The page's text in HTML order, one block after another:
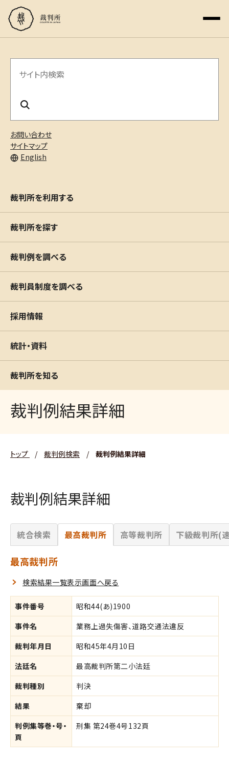
お問い合わせ
サイトマップ
English
サ
内
検
索
裁判所を利用する
裁判所を探す
裁判例を調べる
裁判員制度を調べる
採用情報
統計・資料
裁判所を知る
裁判例結果詳細
トップ / 裁判例検索 / 裁判例結果詳細
裁判例結果詳細
統合検索 最高裁判所 高等裁判所 下級裁判所(
最高裁判所
検索結果一覧表示画面へ戻る
事件番号
昭和44(あ)1900
事件名
業務上過失傷害、道路交通法違反
裁判年月日
昭和45年4月10日
法廷名
最高裁判所第二小法廷
裁判種別
判決
結果
棄却
判例集等巻・号・
頁
刑集 第24巻4号132頁